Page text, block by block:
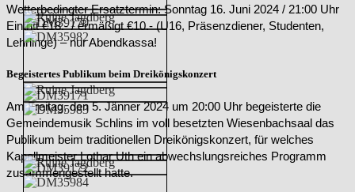
Wetterbedingter Ersatztermin: Sonntag 16. Juni 2024 / 21:00 Uhr
Eintritt €18.- / ermäßigt €10.- (U16, Präsenzdiener, Studenten,
Lehrlinge) – nur Abendkassa!
Begeistertes Publikum beim Dreikönigskonzert
Am Freitag, den 5. Jänner 2024 um 20:00 Uhr begeisterte die
Gemeindemusik Schlins im voll besetzten Wiesenbachsaal das
Publikum beim traditionellen Dreikönigskonzert, für welches
Kapellmeister Lothar Uth ein abwechslungsreiches Programm
zusammengestellt hatte.